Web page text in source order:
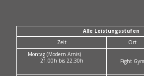
Alle Leistungsstufen
Zeit
Ort
Montag (Modern Arnis)
21.00h bis 22.30h
Fight Gym